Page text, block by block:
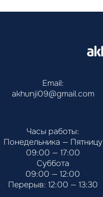
Email:
akhunji09@gmail.com
Часы работы:
Понедельника — Пятницу
09:00 — 17:00
Суббота
09:00 — 12:00
Перерыв: 12:00 — 13:30